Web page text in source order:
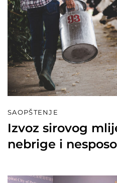
SAOPŠTENJE
Izvoz sirovog
nebrige i